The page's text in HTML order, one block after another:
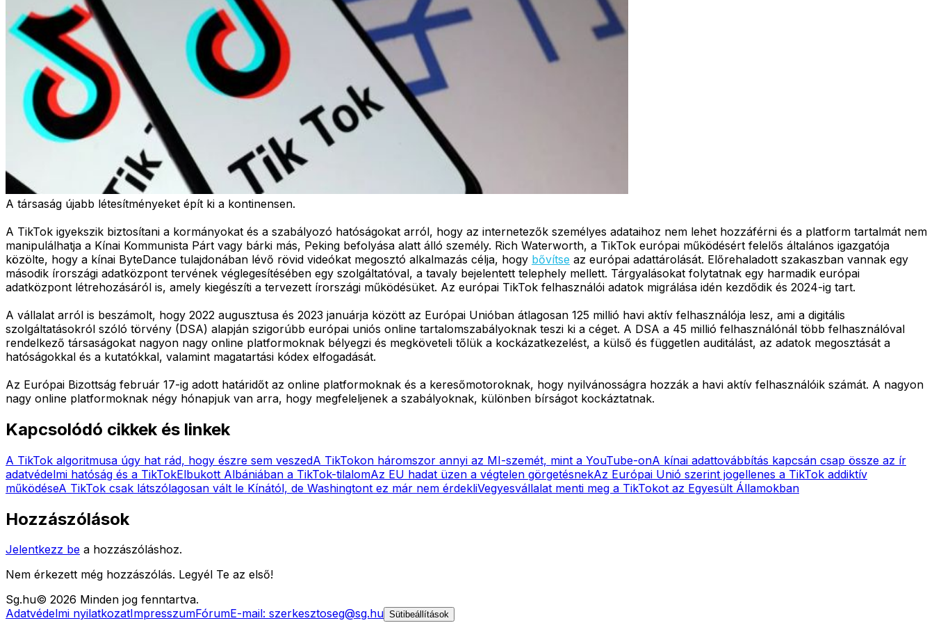
A társaság újabb létesítményeket épít ki a kontinensen.
A TikTok igyekszik biztosítani a kormányokat és a szabályozó hatóságokat arról, hogy az internetezők személyes adataihoz nem lehet hozzáférni és a platform tartalmát nem
manipulálhatja a Kínai Kommunista Párt vagy bárki más, Peking befolyása alatt álló személy. Rich Waterworth, a TikTok európai működésért felelős általános igazgatója
közölte, hogy a kínai ByteDance tulajdonában lévő rövid videókat megosztó alkalmazás célja, hogy bővítse az európai adattárolását. Előrehaladott szakaszban vannak egy
második írországi adatközpont tervének véglegesítésében egy szolgáltatóval, a tavaly bejelentett telephely mellett. Tárgyalásokat folytatnak egy harmadik európai
adatközpont létrehozásáról is, amely kiegészíti a tervezett írországi működésüket. Az európai TikTok felhasználói adatok migrálása idén kezdődik és 2024-ig tart.
A vállalat arról is beszámolt, hogy 2022 augusztusa és 2023 januárja között az Európai Unióban átlagosan 125 millió havi aktív felhasználója lesz, ami a digitális
szolgáltatásokról szóló törvény (DSA) alapján szigorúbb európai uniós online tartalomszabályoknak teszi ki a céget. A DSA a 45 millió felhasználónál több felhasználóval
rendelkező társaságokat nagyon nagy online platformoknak bélyegzi és megköveteli tőlük a kockázatkezelést, a külső és független auditálást, az adatok megosztását a
hatóságokkal és a kutatókkal, valamint magatartási kódex elfogadását.
Az Európai Bizottság február 17-ig adott határidőt az online platformoknak és a keresőmotoroknak, hogy nyilvánosságra hozzák a havi aktív felhasználóik számát. A nagyon
nagy online platformoknak négy hónapjuk van arra, hogy megfeleljenek a szabályoknak, különben bírságot kockáztatnak.
Kapcsolódó cikkek és linkek
A TikTok algoritmusa úgy hat rád, hogy észre sem veszedA TikTokon háromszor annyi az MI-szemét, mint a YouTube-onA kínai adattovábbítás kapcsán csap össze az ír
adatvédelmi hatóság és a TikTokElbukott Albániában a TikTok-tilalomAz EU hadat üzen a végtelen görgetésnekAz Európai Unió szerint jogellenes a TikTok addiktív
működéseA TikTok csak látszólagosan vált le Kínától, de Washingtont ez már nem érdekliVegyesvállalat menti meg a TikTokot az Egyesült Államokban
Hozzászólások
Jelentkezz be a hozzászóláshoz.
Nem érkezett még hozzászólás. Legyél Te az első!
Sg.hu© 2026 Minden jog fenntartva.
Adatvédelmi nyilatkozatImpresszumFórumE-mail: szerkesztoseg@sg.hu Sütibeállítások